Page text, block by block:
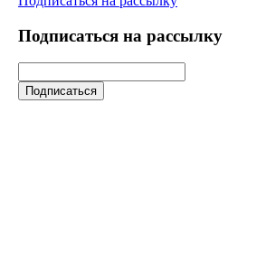
Подписаться на рассылку